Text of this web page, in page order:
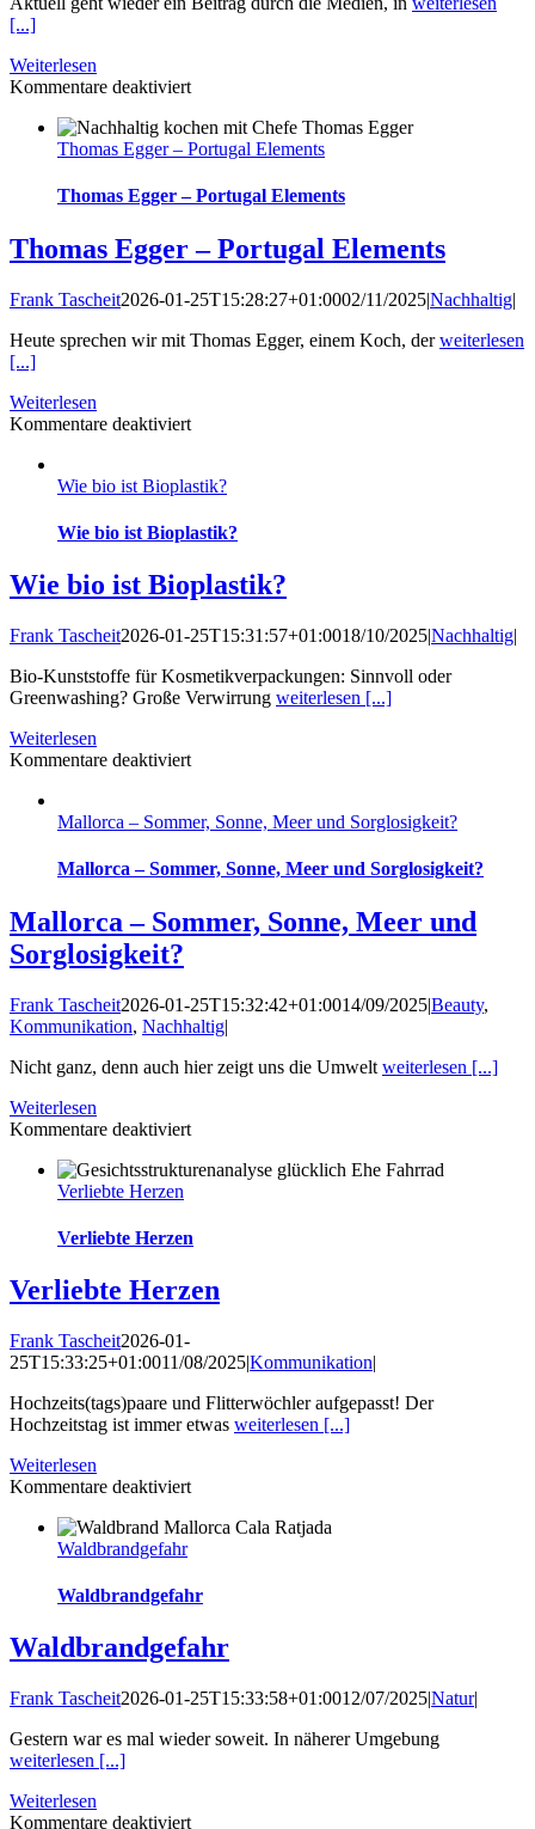
[...]
Weiterlesen
Kommentare deaktiviertfür
Wasser
Thomas Egger – Portugal Elements
Thomas Egger – Portugal Elements
Thomas Egger – Portugal Elements
Frank Tascheit2026-01-25T15:28:27+01:0002/11/2025|Nachhaltig|
Heute sprechen wir mit Thomas Egger, einem Koch, derweiterlesen
[...]
Weiterlesen
Kommentare deaktiviertfür
–
Elements
Wie bio ist Bioplastik?
Wie bio ist Bioplastik?
Wie bio ist Bioplastik?
Frank Tascheit2026-01-25T15:31:57+01:0018/10/2025|Nachhaltig|
Bio-Kunststoffe für Kosmetikverpackungen: Sinnvoll oder
Greenwashing? Große Verwirrung weiterlesen [...]
Weiterlesen
Kommentare deaktiviertfür
ist
Mallorca – Sommer, Sonne, Meer und Sorglosigkeit?
Mallorca – Sommer, Sonne, Meer und Sorglosigkeit?
Mallorca – Sommer, Sonne, Meer und
Sorglosigkeit?
Frank Tascheit2026-01-25T15:32:42+01:0014/09/2025|Beauty,
Kommunikation, Nachhaltig|
Nicht ganz, denn auch hier zeigt uns die Umwelt weiterlesen [...]
Weiterlesen
Kommentare deaktiviertfür
–
Meer
Verliebte Herzen
Verliebte Herzen
Verliebte Herzen
Frank Tascheit2026-01-
25T15:33:25+01:0011/08/2025|Kommunikation|
Hochzeits(tags)paare und Flitterwöchler aufgepasst! Der
Hochzeitstag ist immer etwas weiterlesen [...]
Weiterlesen
Kommentare deaktiviertfür
Herzen
Waldbrandgefahr
Waldbrandgefahr
Waldbrandgefahr
Frank Tascheit2026-01-25T15:33:58+01:0012/07/2025|Natur|
Gestern war es mal wieder soweit. In näherer Umgebung
weiterlesen [...]
Weiterlesen
Kommentare deaktiviertfür